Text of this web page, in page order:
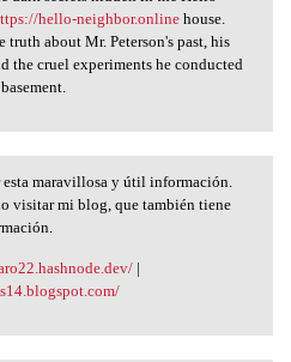
dark secrets
hello-neighbor.onlinehouse.
truth about Mr. Peterson's past, his
the cruel experiments he conducted
esta maravillosa
esta maravillosa y útil información.
visitar mi blog, que también tiene
|